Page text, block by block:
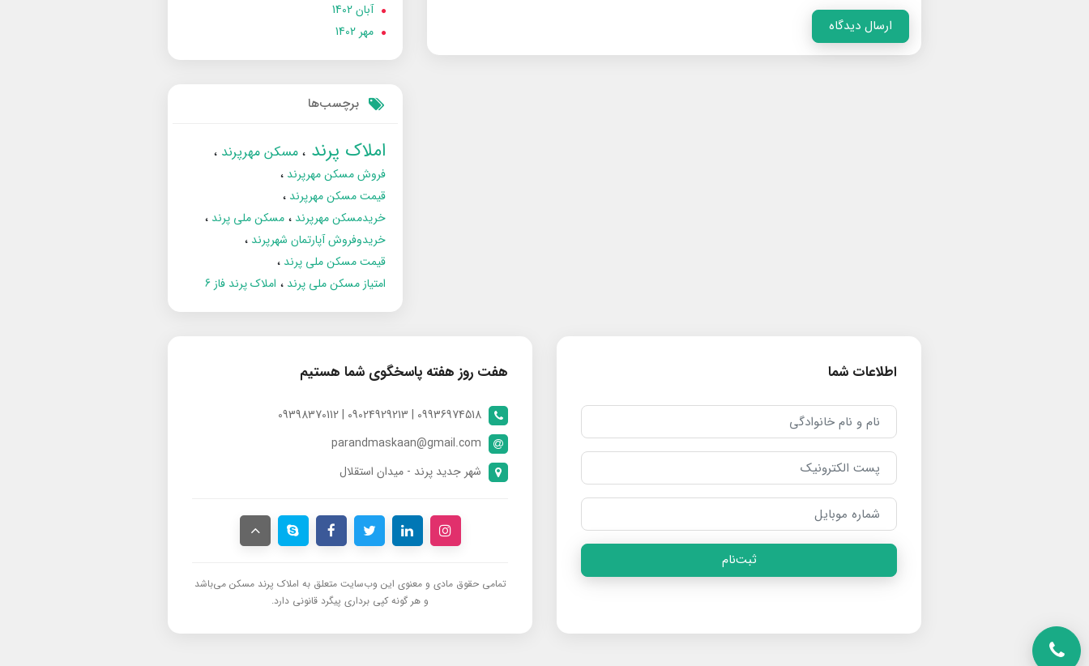
ارسال دیدگاه
آبان 1402
مهر 1402
برچسب‌ها
املاک پرند مسکن مهرپرند
فروش مسکن مهرپرند
قیمت مسکن مهرپرند
خریدمسکن مهرپرند
مسکن ملی پرند
خریدوفروش آپارتمان شهرپرند
قیمت مسکن ملی پرند
امتیاز مسکن ملی پرند
املاک پرند فاز 6
اطلاعات شما
ثبت‌نام
هفت روز هفته پاسخگوی شما هستیم
09936974518 | 09024929213 | 09398370112
parandmaskaan@gmail.com
شهر جدید پرند - میدان استقلال
تمامی حقوق مادی و معنوی این وب‌سایت متعلق به املاک پرند مسکن می‌باشد
و هر گونه کپی برداری پیگرد قانونی دارد.